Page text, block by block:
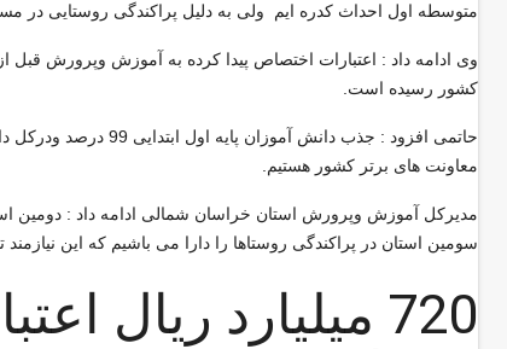
متوسطه اول احداث کدره ایم ولی به دلیل پراکندگی روستایی در
کشور رسیده است
معاونت های برتر کشور هستیم
مدیرکل آموزش وپرورش استان خراسان شمالی ادامه داد : دومین
سومین استان در پراکندگی روستاها را دارا می باشیم که این
720 میلیارد ریال